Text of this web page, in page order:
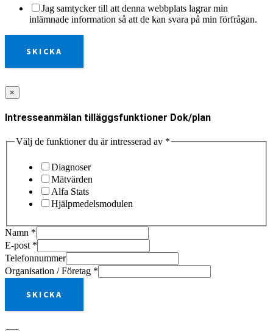
Jag samtycker till att denna webbplats lagrar min
inlämnade information så att de kan svara på min förfrågan.
SKICKA
×
Intresseanmälan tilläggsfunktioner Dok/plan
Välj de funktioner du är intresserad av *
Diagnoser
Mätvärden
Alfa Stats
Hjälpmedelsmodulen
Namn *
E-post *
Telefonnummer
Organisation / Företag *
SKICKA